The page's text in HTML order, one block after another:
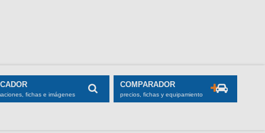
fichas e imágenes
COMPARADOR
precios, fichas y equipamiento